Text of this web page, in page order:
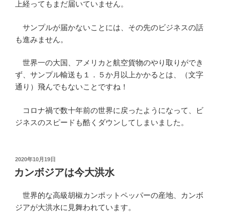
上経ってもまだ届いていません。
サンプルが届かないことには、その先のビジネスの話
も進みません。
世界一の大国、アメリカと航空貨物のやり取りができ
ず、サンプル輸送も１．５か月以上かかるとは、（文字
通り）飛んでもないことですね！
コロナ禍で数十年前の世界に戻ったようになって、ビ
ジネスのスピードも酷くダウンしてしまいました。
投
稿
日:
2020年10月19日
カンボジアは今大洪水
世界的な高級胡椒カンポットペッパーの産地、カンボ
ジアが大洪水に見舞われています。